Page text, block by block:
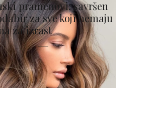
pramenovi: savršen
za sve koji nemaju
za izrast